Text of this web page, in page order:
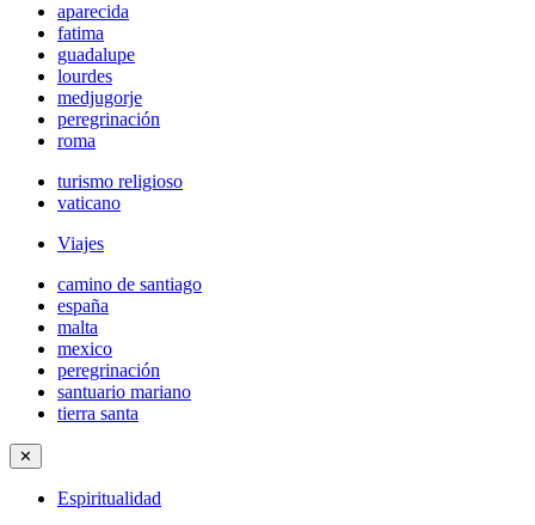
aparecida
fatima
guadalupe
lourdes
medjugorje
peregrinación
roma
turismo religioso
vaticano
Viajes
camino de santiago
españa
malta
mexico
peregrinación
santuario mariano
tierra santa
✕
Espiritualidad